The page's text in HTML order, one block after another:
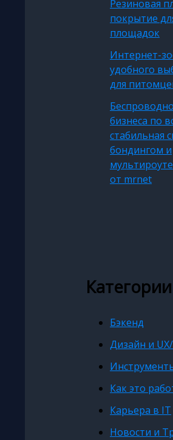
Резиновая
покрытие
площадок
Интернет-
удобного
для
бизнеса по
стабильная
бондингом и
от mrnet
Категории
Бэкенд
Дизайн и
Как это
Карьера в IT
Новости и